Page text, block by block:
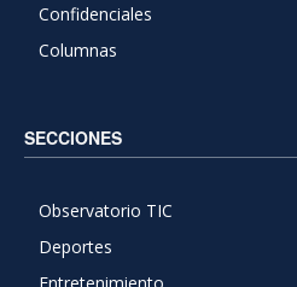
Confidenciales
Columnas
SECCIONES
Observatorio TIC
Deportes